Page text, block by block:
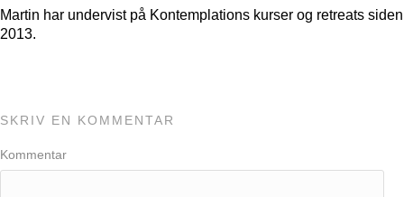
Martin har undervist på Kontemplations kurser og retreats siden
2013.
SKRIV EN KOMMENTAR
Kommentar